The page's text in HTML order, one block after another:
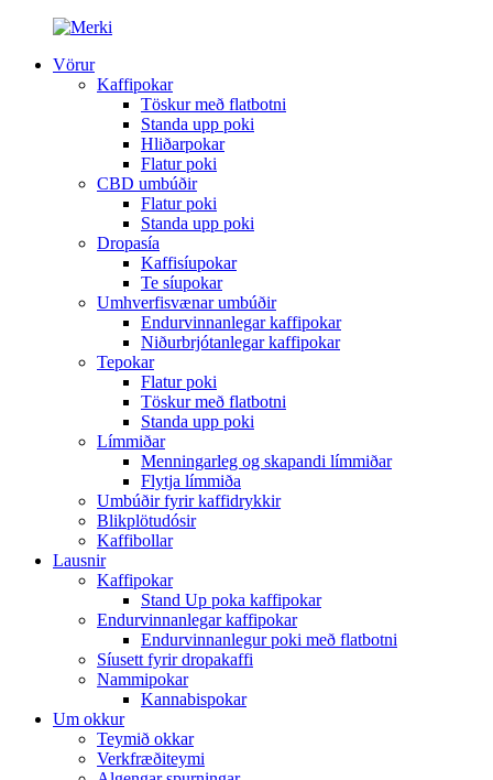
Vörur
Kaffipokar
Töskur með flatbotni
Standa upp poki
Hliðarpokar
Flatur poki
CBD umbúðir
Flatur poki
Standa upp poki
Dropasía
Kaffisíupokar
Te síupokar
Umhverfisvænar umbúðir
Endurvinnanlegar kaffipokar
Niðurbrjótanlegar kaffipokar
Tepokar
Flatur poki
Töskur með flatbotni
Standa upp poki
Límmiðar
Menningarleg og skapandi límmiðar
Flytja límmiða
Umbúðir fyrir kaffidrykkir
Blikplötudósir
Kaffibollar
Lausnir
Kaffipokar
Stand Up poka kaffipokar
Endurvinnanlegar kaffipokar
Endurvinnanlegur poki með flatbotni
Síusett fyrir dropakaffi
Nammipokar
Kannabispokar
Um okkur
Teymið okkar
Verkfræðiteymi